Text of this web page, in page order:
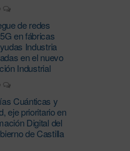
de redes
en fábricas
Industria
en el nuevo
Industrial
Cuánticas y
eje prioritario en
Digital del
de Castilla